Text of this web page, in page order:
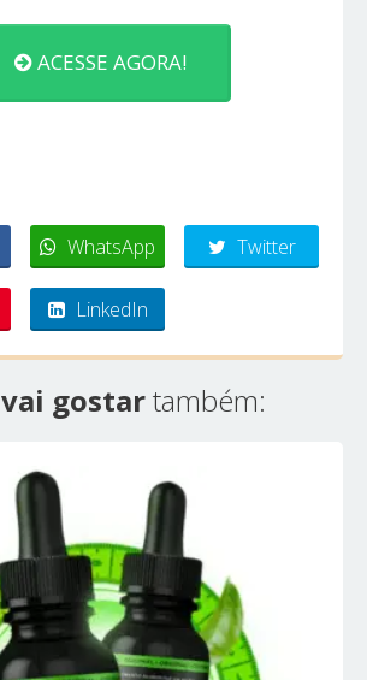
ACESSE AGORA!
WhatsApp Twitter
LinkedIn
vai gostartambém: